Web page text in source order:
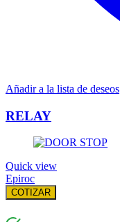
Añadir a la lista de deseos
RELAY
Quick view
Epiroc
COTIZAR